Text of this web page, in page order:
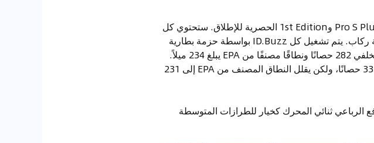
عند وصولها، ستكون ID.Buzz متاحة في طرازات أساسية Pro S وPro S Plus و1st Edition الحصرية للإطلاق. ستحتوي كل
ID.Buzz على ثلاث صفوف من المقاعد بسعة تصل إلى ستة أو سبعة ركاب. يتم تشغيل كل ID.Buzz بواسطة حزمة بطارية
سعة 91 كيلووات ساعة. توفر الطرازات ذات المحرك الواحد للدفع الخلفي 282 حصانًا ونطاقًا مصنفًا من EPA يبلغ 234 ميلاً.
تضيف الطرازات ذات المحركين الدفع الرباعي، مما يزيد الإنتاج إلى 335 حصانًا، ولكن يقلل النطاق المصنف من EPA إلى 231
الرباعي ثنائي المحرك كخيار للطرازات المتوسطة